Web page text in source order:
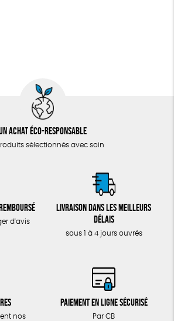
achat éco-responsable
sélectionnés avec soin
d'avis
Livraison dans les meilleurs
délais
sous 1 à 4 jours ouvrés
nos
Paiement en ligne sécurisé
Par CB